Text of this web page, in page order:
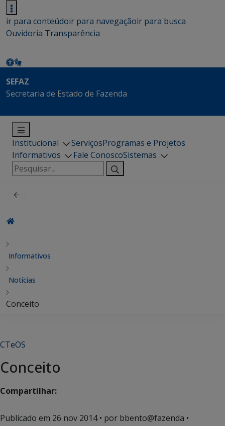
ir para conteúdoir para navegaçãoir para busca
Ouvidoria Transparência
SEFAZ
Secretaria de Estado de Fazenda
Institucional ServiçosProgramas e Projetos
Informativos
Fale ConoscoSistemas
Pesquisar
por:
Informativos
Notícias
Conceito
CTeOS
Conceito
Compartilhar:
Publicado em 26 nov 2014• por bbento@fazenda •